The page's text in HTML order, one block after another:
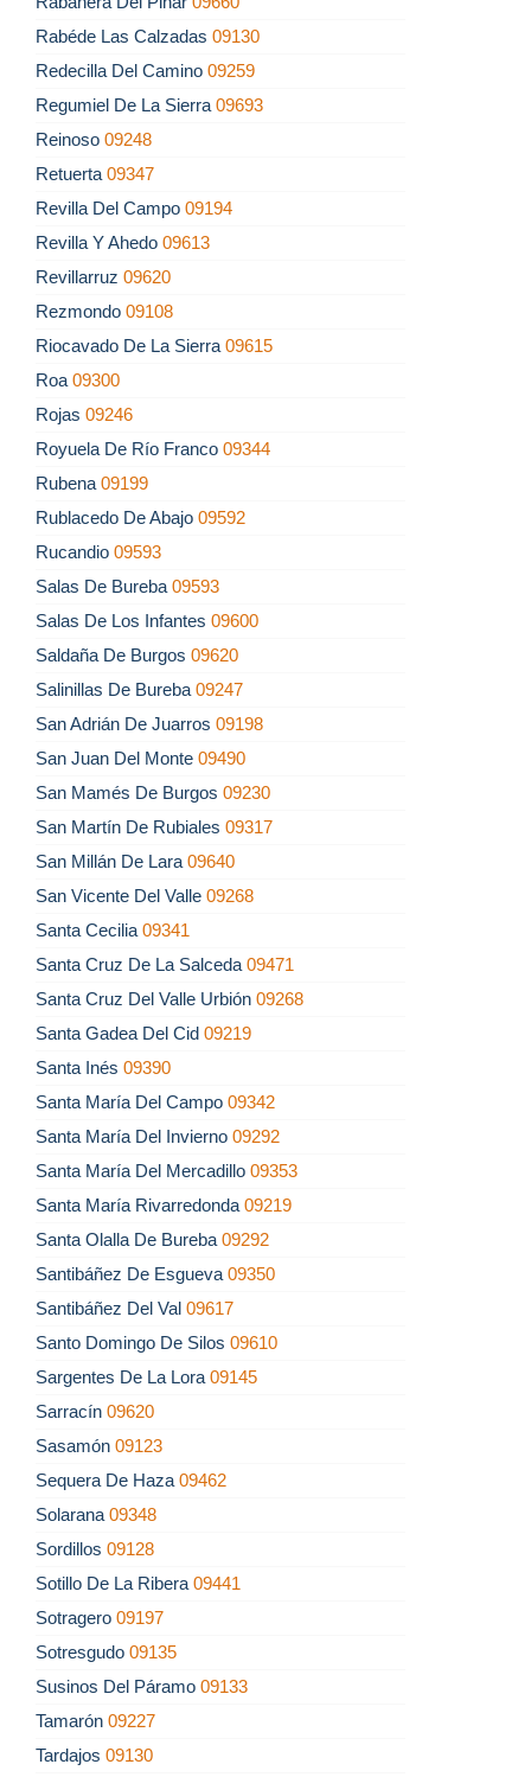
Rabéde Las Calzadas 09130
Redecilla Del Camino 09259
Regumiel De La Sierra 09693
Reinoso 09248
Retuerta 09347
Revilla Del Campo 09194
Revilla Y Ahedo 09613
Revillarruz 09620
Rezmondo 09108
Riocavado De La Sierra 09615
Roa 09300
Rojas 09246
Royuela De Río Franco 09344
Rubena 09199
Rublacedo De Abajo 09592
Rucandio 09593
Salas De Bureba 09593
Salas De Los Infantes 09600
Saldaña De Burgos 09620
Salinillas De Bureba 09247
San Adrián De Juarros 09198
San Juan Del Monte 09490
San Mamés De Burgos 09230
San Martín De Rubiales 09317
San Millán De Lara 09640
San Vicente Del Valle 09268
Santa Cecilia 09341
Santa Cruz De La Salceda 09471
Santa Cruz Del Valle Urbión 09268
Santa Gadea Del Cid 09219
Santa Inés 09390
Santa María Del Campo 09342
Santa María Del Invierno 09292
Santa María Del Mercadillo 09353
Santa María Rivarredonda 09219
Santa Olalla De Bureba 09292
Santibáñez De Esgueva 09350
Santibáñez Del Val 09617
Santo Domingo De Silos 09610
Sargentes De La Lora 09145
Sarracín 09620
Sasamón 09123
Sequera De Haza 09462
Solarana 09348
Sordillos 09128
Sotillo De La Ribera 09441
Sotragero 09197
Sotresgudo 09135
Susinos Del Páramo 09133
Tamarón 09227
Tardajos 09130